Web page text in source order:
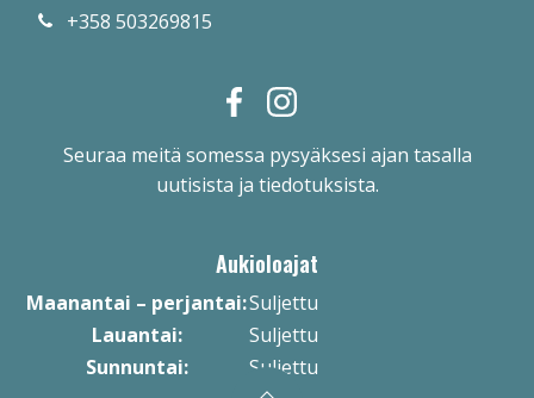
+358 503269815
Seuraa meitä somessa pysyäksesi ajan tasalla
uutisista ja tiedotuksista.
Aukioloajat
Maanantai – perjantai:Suljettu
Lauantai:
Suljettu
Sunnuntai:
Suljettu